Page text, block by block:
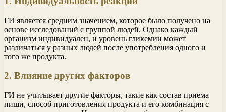
ГИ является средним значением, которое было получено на
основе исследований с группой людей. Однако каждый
организм индивидуален, и уровень гликемии может
различаться у разных людей после употребления одного и
того же продукта.
2. Влияние других факторов
ГИ не учитывает другие факторы, такие как состав приема
пищи, способ приготовления продукта и его комбинация с